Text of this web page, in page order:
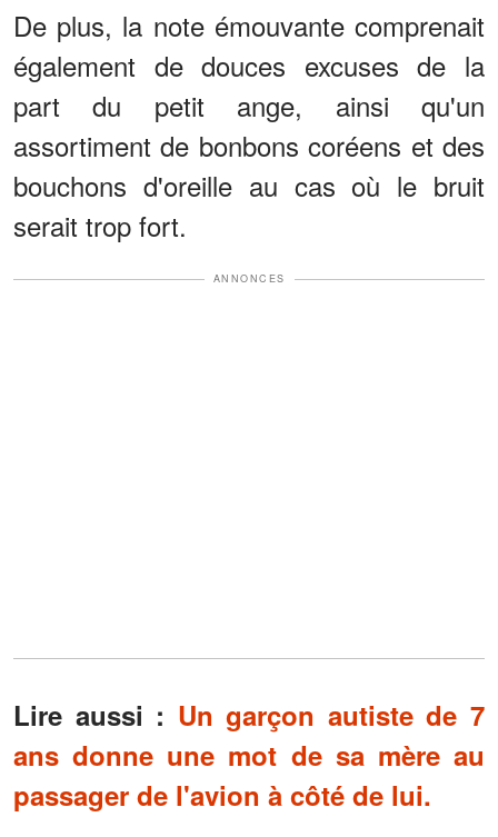
De plus, la note émouvante comprenait
également de douces excuses de la
part du petit ange, ainsi qu'un
assortiment de bonbons coréens et des
bouchons d'oreille au cas où le bruit
serait trop fort.
ANNONCES
Lire aussi : Un garçon autiste de 7
ans donne une mot de sa mère au
passager de l'avion à côté de lui.